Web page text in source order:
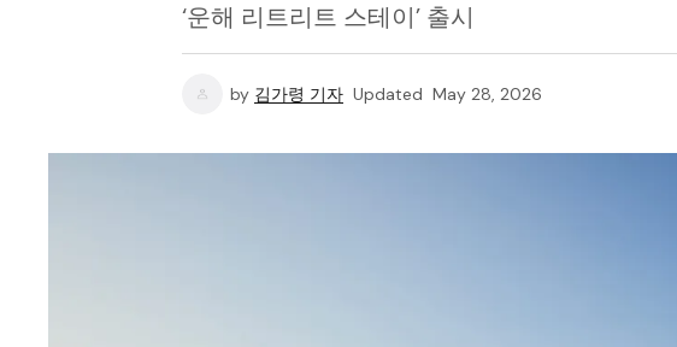
‘운해 리트리트 스테이’ 출시
by 김가령 기자 Updated May 28, 2026